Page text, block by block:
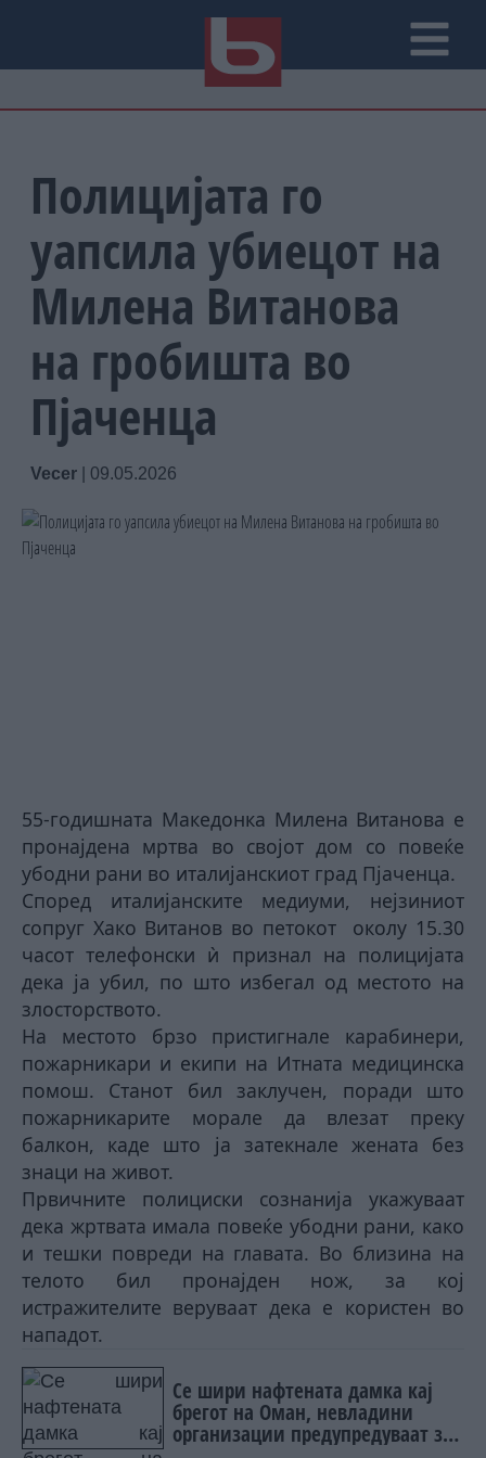
Полицијата го
уапсила убиецот на
Милена Витанова
на гробишта во
Пјаченца
Vecer 09.05.2026
55-годишната Македонка Милена Витанова е
пронајдена мртва во својот дом со повеќе
убодни рани во италијанскиот град Пјаченца.
Според италијанските медиуми, нејзиниот
сопруг Хако Витанов во петокот
околу 15.30
часот телефонски ѝ признал на полицијата
дека ја убил, по што избегал од местото на
злосторството.
На местото брзо пристигнале карабинери,
пожарникари и екипи на Итната медицинска
помош. Станот бил заклучен, поради што
пожарникарите морале да влезат преку
балкон, каде што ја затекнале жената без
знаци на живот.
Првичните полициски сознанија укажуваат
дека жртвата имала повеќе убодни рани, како
и тешки повреди на главата. Во близина на
телото бил пронајден нож, за кој
истражителите веруваат дека е користен во
нападот.
Се шири нафтената дамка кај
брегот на Оман, невладини
организации предупредуваат за